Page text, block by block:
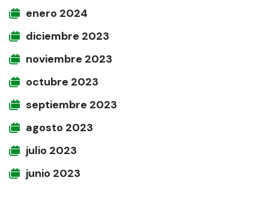
enero 2024
diciembre 2023
noviembre 2023
octubre 2023
septiembre 2023
agosto 2023
julio 2023
junio 2023